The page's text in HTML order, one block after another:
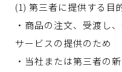
(1) 第三者に提供する目
・商品の注文、受渡し
サービスの提供のため
・当社または第三者の